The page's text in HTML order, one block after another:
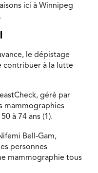
ici à Winnipeg
le dépistage
contribuer à la lutte
géré par
mammographies
à 74 ans (1).
Bell-Gam,
personnes
mammographie tous